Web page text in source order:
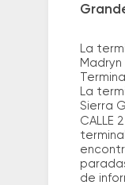
La
La
Sierra
CALLE
de